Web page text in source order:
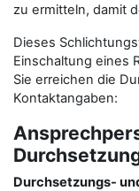
zu ermitteln, damit
Dieses
Einschaltung eines
Sie erreichen die
Kontaktangaben:
Durchsetzungs-